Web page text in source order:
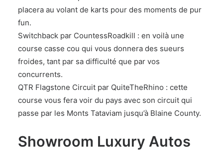
placera au volant de karts pour des moments de pur
fun.
Switchback par CountessRoadkill : en voilà une
course casse cou qui vous donnera des sueurs
froides, tant par sa difficulté que par vos
concurrents.
QTR Flagstone Circuit par QuiteTheRhino : cette
course vous fera voir du pays avec son circuit qui
passe par les Monts Tataviam jusqu’à Blaine County.
Showroom Luxury Autos